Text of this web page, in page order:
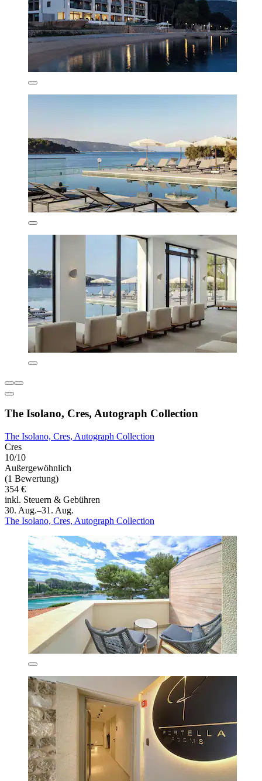
The Isolano, Cres, Autograph Collection
The Isolano, Cres, Autograph Collection
Cres
10/10
Außergewöhnlich
(1 Bewertung)
354 €
inkl. Steuern & Gebühren
30. Aug.–31. Aug.
The Isolano, Cres, Autograph Collection